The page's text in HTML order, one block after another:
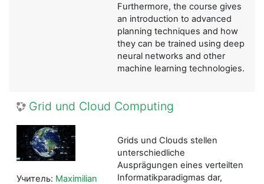
Furthermore, the course gives
an introduction to advanced
planning techniques and how
they can be trained using deep
neural networks and other
machine learning technologies.
Grid und Cloud Computing
Grids und Clouds stellen
unterschiedliche
Ausprägungen eines verteilten
Informatikparadigmas dar,
Учитель: Maximilian